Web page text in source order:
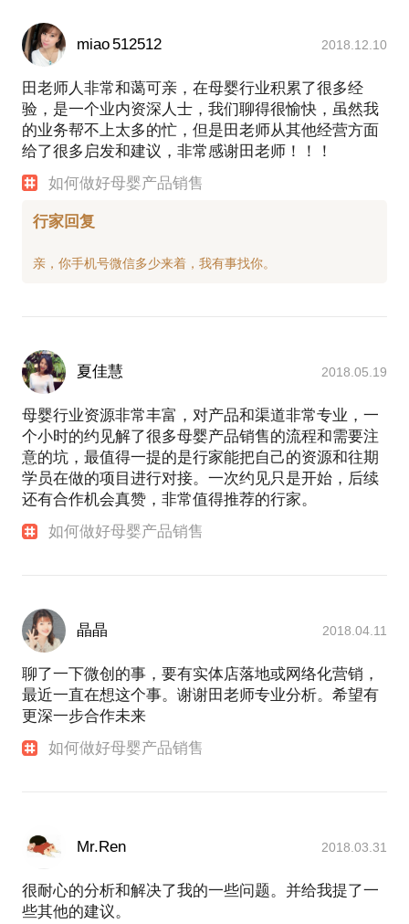
miao 512512 2018.12.10
田老师人非常和蔼可亲，在母婴行业积累了很多经
验，是一个业内资深人士，我们聊得很愉快，虽然我
的业务帮不上太多的忙，但是田老师从其他经营方面
给了很多启发和建议，非常感谢田老师！！！
如何做好母婴产品销售
行家回复
夏佳慧 2018.05.19
母婴行业资源非常丰富，对产品和渠道非常专业，一
个小时的约见解了很多母婴产品销售的流程和需要注
意的坑，最值得一提的是行家能把自己的资源和往期
学员在做的项目进行对接。一次约见只是开始，后续
还有合作机会真赞，非常值得推荐的行家。
如何做好母婴产品销售
晶晶 2018.04.11
聊了一下微创的事，要有实体店落地或网络化营销，
最近一直在想这个事。谢谢田老师专业分析。希望有
更深一步合作未来
如何做好母婴产品销售
Mr.Ren 2018.03.31
很耐心的分析和解决了我的一些问题。并给我提了一
些其他的建议。